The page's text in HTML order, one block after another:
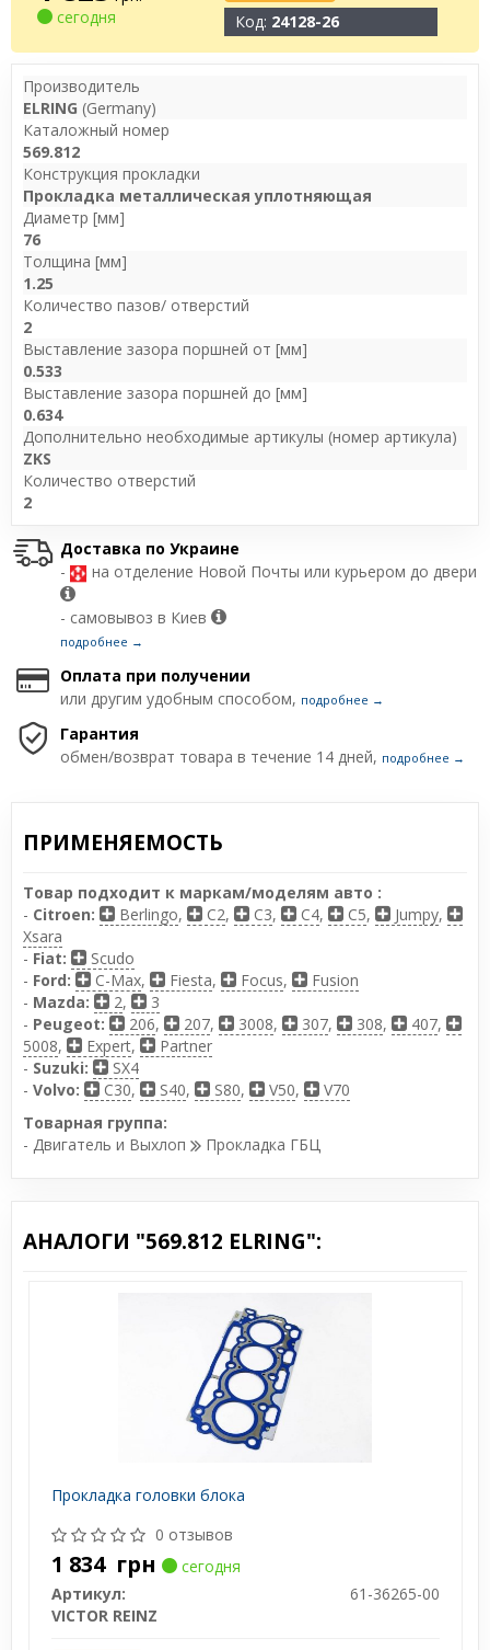
сегодня
Код: 24128-26
Производитель
ELRING (Germany)
Каталожный номер
569.812
Конструкция прокладки
Прокладка металлическая уплотняющая
Диаметр [мм]
76
Толщина [мм]
1.25
Количество пазов/ отверстий
2
Выставление зазора поршней от [мм]
0.533
Выставление зазора поршней до [мм]
0.634
Дополнительно необходимые артикулы (номер артикула)
ZKS
Количество отверстий
2
Доставка по Украине
-
на отделение Новой Почты или курьером до двери
- самовывоз в Киев
подробнее →
Оплата при получении
или другим удобным способом, подробнее →
Гарантия
обмен/возврат товара в течение 14 дней, подробнее →
ПРИМЕНЯЕМОСТЬ
Товар подходит к маркам/моделям авто :
- Citroen: Berlingo, C2, C3, C4, C5, Jumpy,
Xsara
- Fiat:
Scudo
- Ford: C-Max, Fiesta, Focus,
Fusion
- Mazda: 2,
3
- Peugeot: 206, 207, 3008, 307, 308, 407,
5008, Expert,
Partner
- Suzuki:
SX4
- Volvo: C30, S40, S80, V50,
V70
Товарная группа:
- Двигатель и Выхлоп
Прокладка ГБЦ
АНАЛОГИ "569.812 ELRING":
Прокладка головки блока
0 отзывов
1 834 грн
сегодня
Артикул:
61-36265-00
VICTOR REINZ